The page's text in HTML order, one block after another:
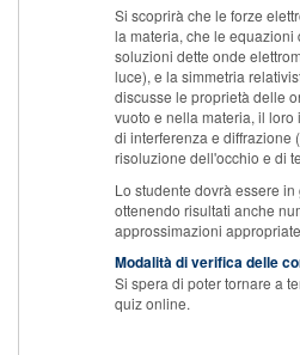
Si scoprirà che le forze
la materia, che le
soluzioni dette onde
luce), e la simmetria
discusse le proprietà delle
vuoto e nella materia, il
di interferenza e diffrazione
risoluzione dell'occhio e di
Lo studente dovrà essere
ottenendo risultati anche
approssimazioni
Modalità di verifica delle
Si spera di poter tornare a
quiz online.